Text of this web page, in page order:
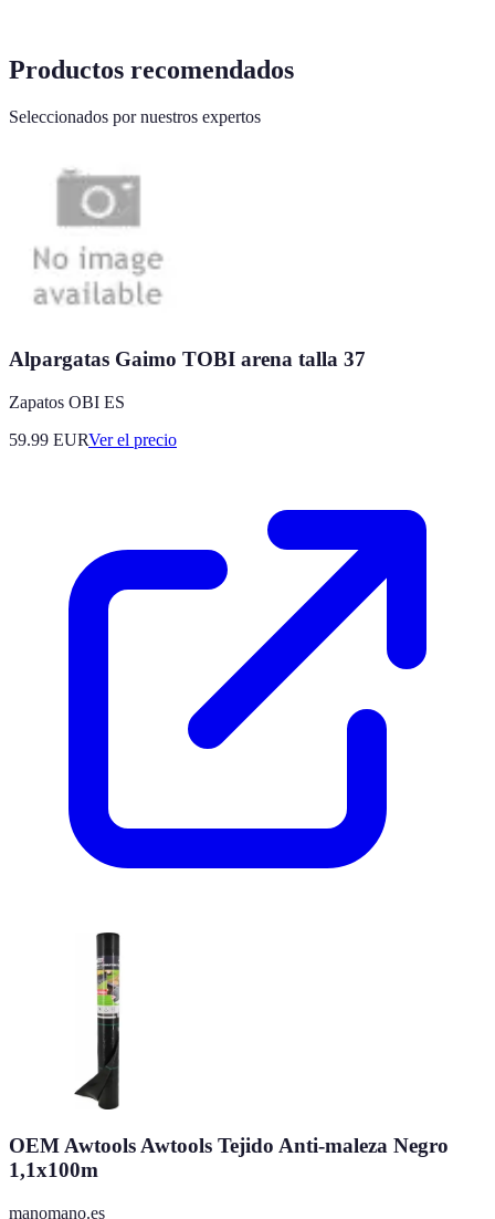
Productos recomendados
Seleccionados por nuestros expertos
Alpargatas Gaimo TOBI arena talla 37
Zapatos OBI ES
59.99 EURVer el precio
OEM Awtools Awtools Tejido Anti-maleza Negro
1,1x100m
manomano.es